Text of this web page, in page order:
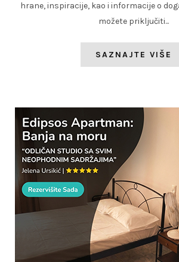
hrane, inspiracije, kao i informacije o
možete priključiti...
SAZNAJTE VIŠE